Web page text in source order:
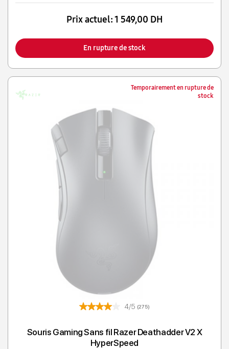
Prix actuel:1 549,00 DH
En rupture de stock
Temporairement en rupture de
stock
4/5 (275)
Souris Gaming Sans fil Razer Deathadder V2 X
HyperSpeed